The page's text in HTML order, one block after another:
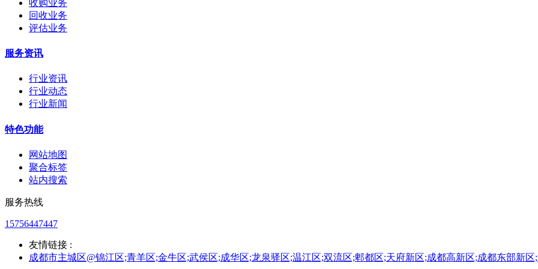
收购业务
回收业务
评估业务
服务资讯
行业资讯
行业动态
行业新闻
特色功能
网站地图
聚合标签
站内搜索
服务热线
15756447447
友情链接 :
成都市主城区@锦江区;青羊区;金牛区;武侯区;成华区;龙泉驿区;温江区;双流区;郫都区;天府新区;成都高新区;成都东部新